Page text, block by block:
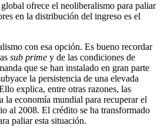
ofrece el neoliberalismo para paliar
en la distribución del ingreso es el
con esa opción. Es bueno recordar
sub prime y de las condiciones de
que se han instalado en gran parte
la persistencia de una elevada
explica, entre otras razones, las
la economía mundial para recuperar el
al 2008. El crédito se ha transformado
paliar esta situación.